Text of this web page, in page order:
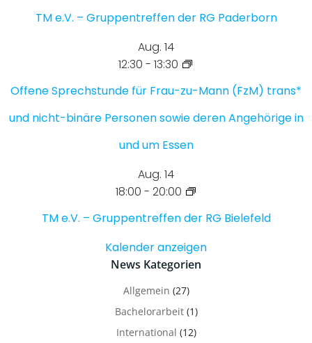
TM e.V. – Gruppentreffen der RG Paderborn
Aug. 14
12:30 - 13:30
Offene Sprechstunde für Frau-zu-Mann (FzM) trans*
und nicht-binäre Personen sowie deren Angehörige in
und um Essen
Aug. 14
18:00 - 20:00
TM e.V. – Gruppentreffen der RG Bielefeld
Kalender anzeigen
News Kategorien
Allgemein (27)
Bachelorarbeit(1)
International (12)